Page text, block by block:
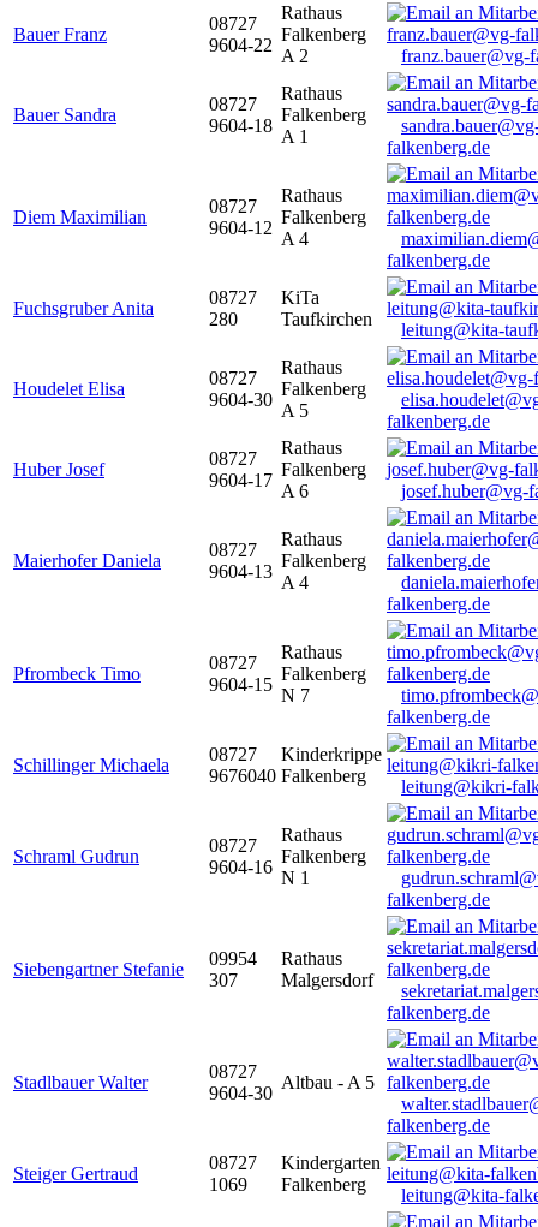
Bauer Franz
08727
9604-22
Rathaus
Falkenberg
A 2
franz.bauer@vg-
Bauer Sandra
08727
9604-18
Rathaus
Falkenberg
A 1
falkenberg.de
Diem Maximilian
08727
9604-12
Rathaus
Falkenberg
A 4
falkenberg.de
Fuchsgruber Anita
08727
280
KiTa
Taufkirchen
leitung@kita-
Houdelet Elisa
08727
9604-30
Rathaus
Falkenberg
A 5
falkenberg.de
Huber Josef
08727
9604-17
Rathaus
Falkenberg
A 6
josef.huber@vg-
Maierhofer Daniela
08727
9604-13
Rathaus
Falkenberg
A 4
falkenberg.de
Pfrombeck Timo
08727
9604-15
Rathaus
Falkenberg
N 7
falkenberg.de
Schillinger Michaela
08727
9676040
Kinderkrippe
Falkenberg
leitung@kikri-
Schraml Gudrun
08727
9604-16
Rathaus
Falkenberg
N 1
falkenberg.de
Siebengartner Stefanie
09954
307
Rathaus
Malgersdorf
falkenberg.de
Stadlbauer Walter
08727
9604-30
Altbau - A 5
falkenberg.de
Steiger Gertraud
08727
1069
Kindergarten
Falkenberg
leitung@kita-